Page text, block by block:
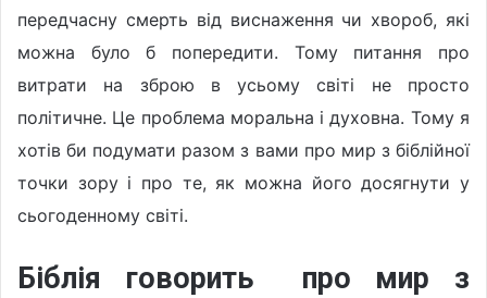
передчасну смерть від виснаження чи хвороб, які
можна було б попередити. Тому питання про
витрати на зброю в усьому світі не просто
політичне. Це проблема моральна і духовна. Тому я
хотів би подумати разом з вами про мир з біблійної
точки зору і про те, як можна його досягнути у
сьогоденному світі.
Біблія говорить про мир з